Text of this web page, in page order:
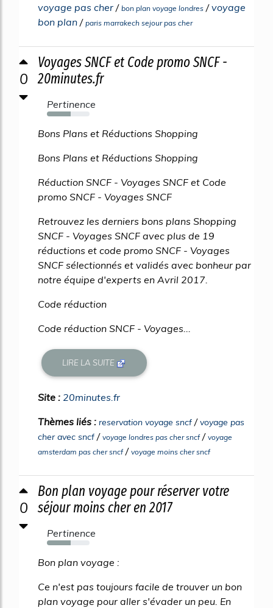
voyage pas cher / bon plan voyage londres /voyage
bon plan / paris marrakech sejour pas cher
0
Voyages SNCF et Code promo SNCF -
20minutes.fr
Pertinence
56%
Bons Plans et Réductions Shopping
Bons Plans et Réductions Shopping
Réduction SNCF - Voyages SNCF et Code
promo SNCF - Voyages SNCF
Retrouvez les derniers bons plans Shopping
SNCF - Voyages SNCF avec plus de 19
réductions et code promo SNCF - Voyages
SNCF sélectionnés et validés avec bonheur par
notre équipe d'experts en Avril 2017.
Code réduction
Code réduction SNCF - Voyages...
LIRE LA SUITE
Site : 20minutes.fr
Thèmes liés : reservation voyage sncf /voyage pas
cher avec sncf / voyage londres pas cher sncf/ voyage
amsterdam pas cher sncf/ voyage moins cher sncf
0
Bon plan voyage pour réserver votre
séjour moins cher en 2017
Pertinence
55%
Bon plan voyage :
Ce n'est pas toujours facile de trouver un bon
plan voyage pour aller s'évader un peu. En